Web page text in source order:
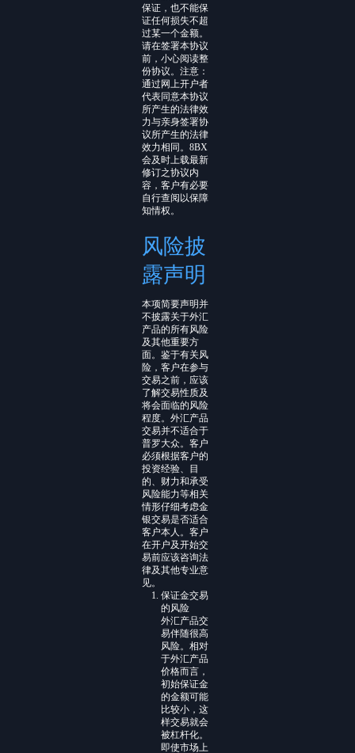
保证，也不能保
证任何损失不超
过某一个金额。
请在签署本协议
前，小心阅读整
份协议。注意：
通过网上开户者
代表同意本协议
所产生的法律效
力与亲身签署协
议所产生的法律
效力相同。8BX
会及时上载最新
修订之协议内
容，客户有必要
自行查阅以保障
知情权。
风险披
露声明
本项简要声明并
不披露关于外汇
产品的所有风险
及其他重要方
面。鉴于有关风
险，客户在参与
交易之前，应该
了解交易性质及
将会面临的风险
程度。外汇产品
交易并不适合于
普罗大众。客户
必须根据客户的
投资经验、目
的、财力和承受
风险能力等相关
情形仔细考虑金
银交易是否适合
客户本人。客户
在开户及开始交
易前应该咨询法
律及其他专业意
见。
保证金交易
的风险
外汇产品交
易伴随很高
风险。相对
于外汇产品
价格而言，
初始保证金
的金额可能
比较小，这
样交易就会
被杠杆化。
即使市场上